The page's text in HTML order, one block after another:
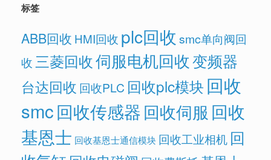
标签
ABB回收 HMI回收 plc回收 smc单向阀回
收 三菱回收伺服电机回收变频器
台达回收 回收PLC 回收plc模块 回收
smc回收传感器回收伺服 回收
基恩士 回收基恩士通信模块 回收工业相机 回